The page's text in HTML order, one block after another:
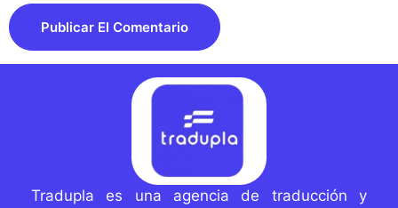
Tradupla es una agencia de traducción y